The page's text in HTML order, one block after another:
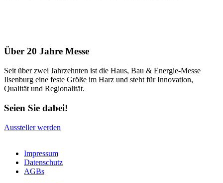
Über 20 Jahre Messe
Seit über zwei Jahrzehnten ist die Haus, Bau & Energie-Messe
Ilsenburg eine feste Größe im Harz und steht für Innovation,
Qualität und Regionalität.
Seien Sie dabei!
Aussteller werden
Impressum
Datenschutz
AGBs